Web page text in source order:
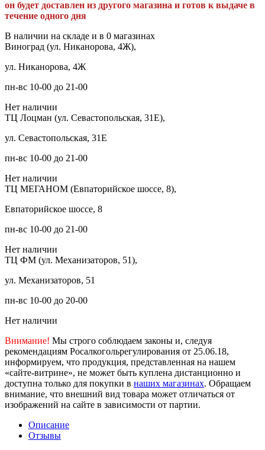
он будет доставлен из другого магазина и готов к выдаче в
течение одного дня
В наличии на складе и в 0 магазинах
Виноград (ул. Никанорова, 4Ж),
ул. Никанорова, 4Ж
пн-вс 10-00 до 21-00
Нет наличии
ТЦ Лоцман (ул. Севастопольская, 31Е),
ул. Севастопольская, 31Е
пн-вс 10-00 до 21-00
Нет наличии
ТЦ МЕГАНОМ (Евпаторийское шоссе, 8),
Евпаторийское шоссе, 8
пн-вс 10-00 до 21-00
Нет наличии
ТЦ ФМ (ул. Механизаторов, 51),
ул. Механизаторов, 51
пн-вс 10-00 до 20-00
Нет наличии
Внимание! Мы строго соблюдаем законы и, следуя
рекомендациям Росалкогольрегулирования от 25.06.18,
информируем, что продукция, представленная на нашем
«сайте-витрине», не может быть куплена дистанционно и
доступна только для покупки в наших магазинах. Обращаем
внимание, что внешний вид товара может отличаться от
изображений на сайте в зависимости от партии.
Описание
Отзывы